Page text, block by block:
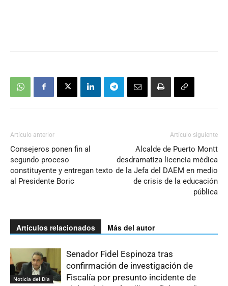
Artículo anterior
Consejeros ponen fin al
segundo proceso
constituyente y entregan texto
al Presidente Boric
Artículo siguiente
Alcalde de Puerto Montt
desdramatiza licencia médica
de la Jefa del DAEM en medio
de crisis de la educación
pública
Artículos relacionados Más del autor
Noticia del Día
Senador Fidel Espinoza tras
confirmación de investigación de
Fiscalía por presunto incidente de